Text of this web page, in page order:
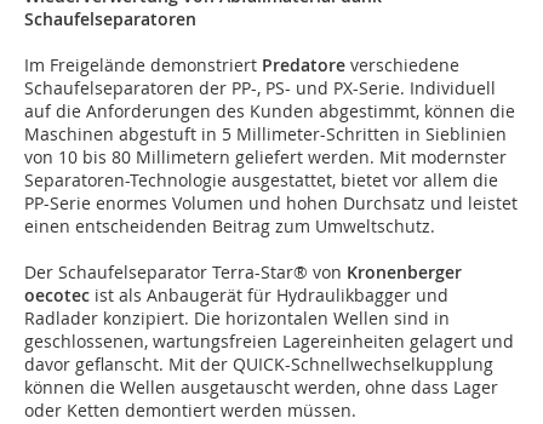
Schaufelseparatoren
Im Freigelände demonstriert Predatore verschiedene
Schaufelseparatoren der PP-, PS- und PX-Serie. Individuell
auf die Anforderungen des Kunden abgestimmt, können die
Maschinen abgestuft in 5 Millimeter-Schritten in Sieblinien
von 10 bis 80 Millimetern geliefert werden. Mit modernster
Separatoren-Technologie ausgestattet, bietet vor allem die
PP-Serie enormes Volumen und hohen Durchsatz und leistet
einen entscheidenden Beitrag zum Umweltschutz.
Der Schaufelseparator Terra-Star® von Kronenberger
oecotec ist als Anbaugerät für Hydraulikbagger und
Radlader konzipiert. Die horizontalen Wellen sind in
geschlossenen, wartungsfreien Lagereinheiten gelagert und
davor geflanscht. Mit der QUICK-Schnellwechselkupplung
können die Wellen ausgetauscht werden, ohne dass Lager
oder Ketten demontiert werden müssen.